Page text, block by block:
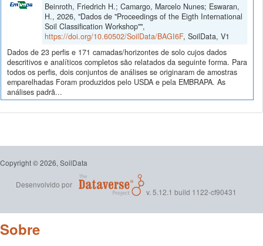
Beinroth, Friedrich H.; Camargo, Marcelo Nunes; Eswaran,
H., 2026, "Dados de "Proceedings of the Eigth International
Soil Classification Workshop"",
https://doi.org/10.60502/SoilData/BAGI6F, SoilData, V1
Dados de 23 perfis e 171 camadas/horizontes de solo cujos dados
descritivos e analíticos completos são relatados da seguinte forma. Para
todos os perfis, dois conjuntos de análises se originaram de amostras
emparelhadas Foram produzidos pelo USDA e pela EMBRAPA. As
análises padrã...
Copyright © 2026, SoilData
Desenvolvido por
v. 5.12.1 build 1122-cf90431
Sobre